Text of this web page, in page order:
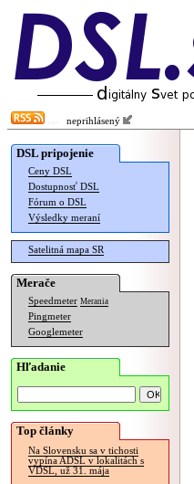
neprihlásený
DSL pripojenie
Ceny DSL
Dostupnosť DSL
Fórum o DSL
Výsledky meraní
Satelitná mapa SR
Merače
Speedmeter Merania
Pingmeter
Googlemeter
Hľadanie
Top články
Na Slovensku sa v tichosti
vypína ADSL v lokalitách s
VDSL, už 31. mája